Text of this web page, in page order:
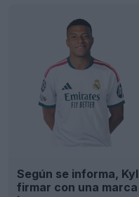
Según se informa,
firmar con una